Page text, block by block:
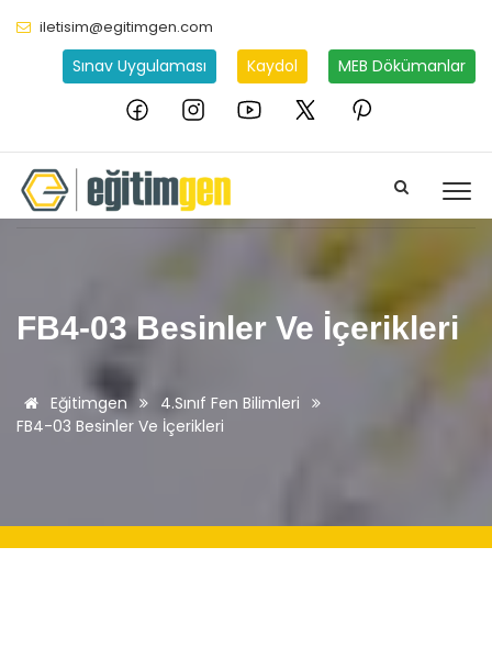
iletisim@egitimgen.com
Sınav Uygulaması Kaydol MEB Dökümanlar
FB4-03 Besinler Ve İçerikleri
Eğitimgen
4.Sınıf Fen Bilimleri
FB4-03 Besinler Ve İçerikleri